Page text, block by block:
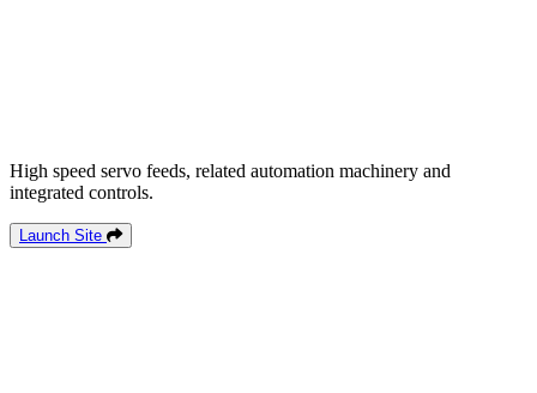
High speed servo feeds, related automation machinery and
integrated controls.
Launch Site